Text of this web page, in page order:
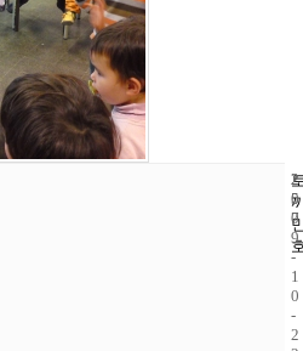
2
5
7
2
0
0
9
-
1
0
-
2